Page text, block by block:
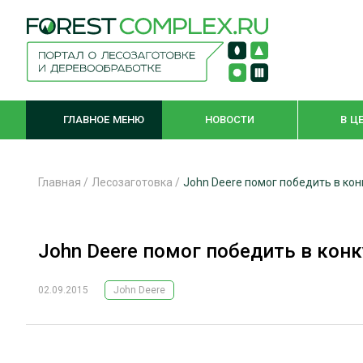
ГЛАВНОЕ МЕНЮ НОВОСТИ В
ЛЕСОЗАГОТОВКА
ОБРАБОТКА ДРЕВЕСИНЫ
Главная / Лесозаготовка / John Deere помог победить в
John Deere помог победить в
02.09.2015 John Deere